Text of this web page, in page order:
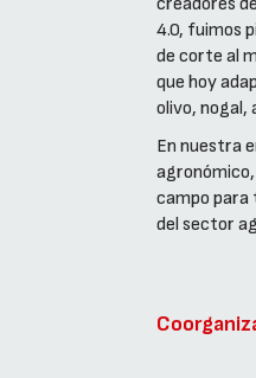
4.0, fuimos
de corte al
que hoy
olivo, nogal,
En nuestra
campo
del sector